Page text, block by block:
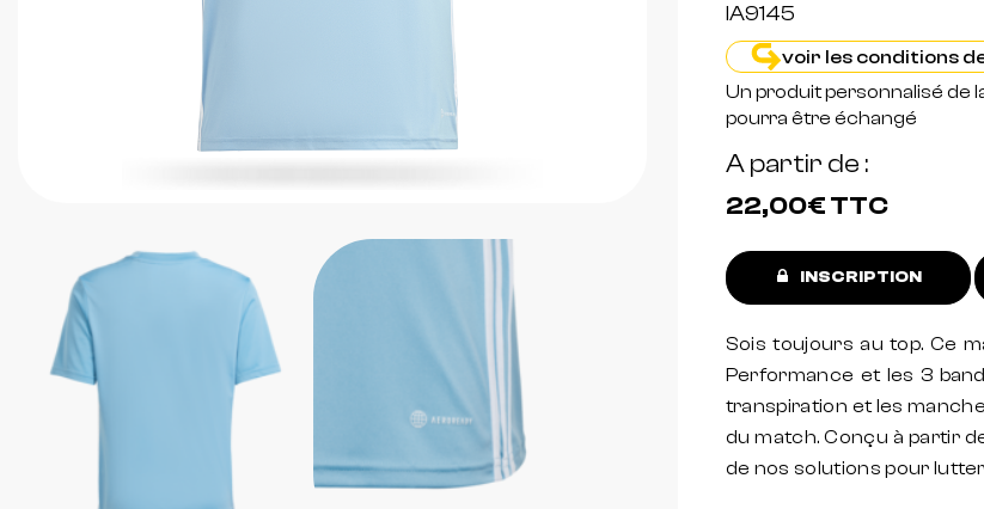
IA9145
voir les conditions
Un produit personnalisé de
pourra être échangé
A partir de
22,00€TTC
INSCRIPTION
Sois toujours au top. Ce
Performance et les 3
transpiration et les
du match. Conçu à partir
de nos solutions pour